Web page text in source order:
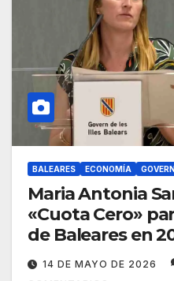
BALEARES ECONOMÍA
Maria Antonia
«Cuota Cero»
de Baleares en
14 DE MAYO DE 2026